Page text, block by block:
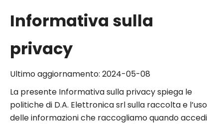
Informativa sulla
privacy
Ultimo aggiornamento: 2024-05-08
La presente Informativa sulla privacy spiega le
politiche di D.A. Elettronica srl sulla raccolta e l’uso
delle informazioni che raccogliamo quando accedi